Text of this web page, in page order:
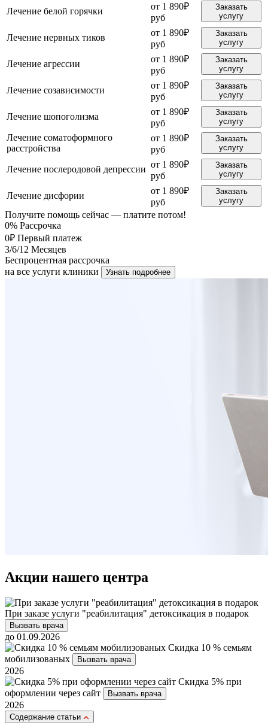
Лечение белой горячки
от 1 890₽
руб
Заказать
услугу
Лечение нервных тиков
от 1 890₽
руб
Заказать
услугу
Лечение агрессии
от 1 890₽
руб
Заказать
услугу
Лечение созависимости
от 1 890₽
руб
Заказать
услугу
Лечение шопоголизма
от 1 890₽
руб
Заказать
услугу
Лечение соматоформного
расстройства
от 1 890₽
руб
Заказать
услугу
Лечение послеродовой депрессии от 1 890₽
руб
Заказать
услугу
Лечение дисфории
от 1 890₽
руб
Заказать
услугу
Получите помощь сейчас — платите потом!
0% Рассрочка
0₽ Первый платеж
3/6/12 Месяцев
Беспроцентная рассрочка
на все услуги клиники
Узнать подробнее
Акции нашего центра
При заказе услуги "реабилитация" детоксикация в подарок
Вызвать врача
до 01.09.2026
Скидка 10 % семьям
мобилизованых
Вызвать врача
2026
Скидка 5% при
оформлении через сайт
Вызвать врача
2026
Cодержание статьи